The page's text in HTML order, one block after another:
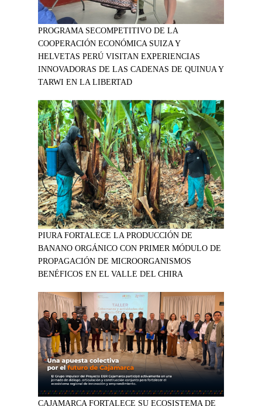
PROGRAMA SECOMPETITIVO DE LA
COOPERACIÓN ECONÓMICA SUIZA Y
HELVETAS PERÚ VISITAN EXPERIENCIAS
INNOVADORAS DE LAS CADENAS DE QUINUA Y
TARWI EN LA LIBERTAD
PIURA FORTALECE LA PRODUCCIÓN DE
BANANO ORGÁNICO CON PRIMER MÓDULO DE
PROPAGACIÓN DE MICROORGANISMOS
BENÉFICOS EN EL VALLE DEL CHIRA
CAJAMARCA FORTALECE SU ECOSISTEMA DE